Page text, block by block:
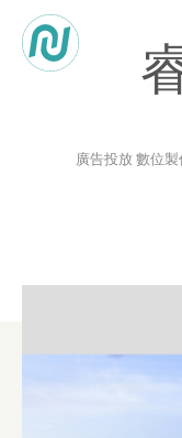
廣告投放 數位製